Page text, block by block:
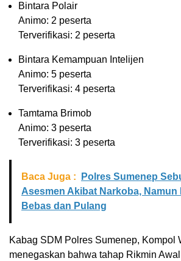
Bintara Polair
Animo: 2 peserta
Terverifikasi: 2 peserta
Bintara Kemampuan Intelijen
Animo: 5 peserta
Terverifikasi: 4 peserta
Tamtama Brimob
Animo: 3 peserta
Terverifikasi: 3 peserta
Baca Juga :
Polres Sumenep
Asesmen Akibat Narkoba, Namun
Bebas dan Pulang
Kabag SDM Polres Sumenep, Kompol
menegaskan bahwa tahap Rikmin